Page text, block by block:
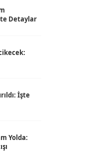
Detaylar
İşte
Yolda: